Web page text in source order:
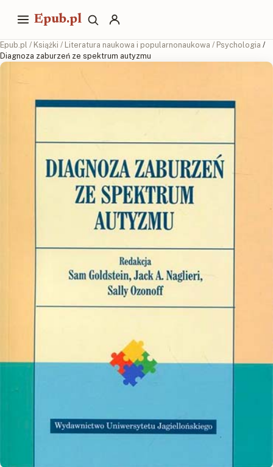
Epub.pl
Epub.pl / Książki / Literatura naukowa i popularnonaukowa / Psychologia /
Diagnoza zaburzeń ze spektrum autyzmu